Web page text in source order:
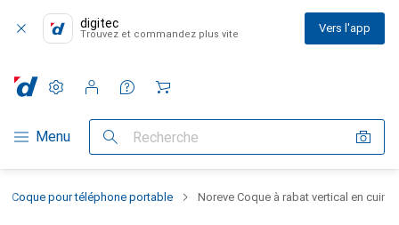
digitec
Trouvez et commandez plus vite Vers l'app
Navigation par catégorie
Menu Recherche
Paramètres
Compte client
Listes de comparaison
Listes d'envies
Panier
Coque pour téléphone portable Noreve Coque à rabat vertical en cuir